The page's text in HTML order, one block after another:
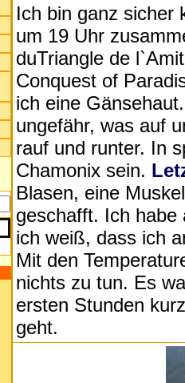
Ich bin ganz sicher
um 19 Uhr
duTriangle de
Conquest of
ich eine
ungefähr, was auf
rauf und runter. In
Chamonix sein.
Blasen, eine
geschafft. Ich habe
ich weiß, dass ich
Mit den
nichts zu tun. Es
ersten Stunden
geht.